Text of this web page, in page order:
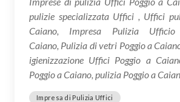
pulizie specializzata Uffici , Uffici
Caiano, Impresa Pulizia
Caiano, Pulizia di vetri Poggio a
igienizzazione Uffici Poggio a
Poggio a Caiano, pulizia Poggio a
Impresa di Pulizia Uffici